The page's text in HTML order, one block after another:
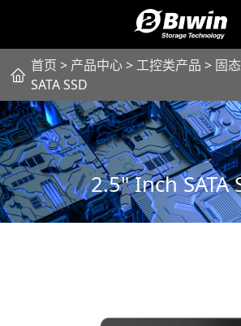
首页 > 产品中心> 工控类产品 > 固
SATA SSD
2.5" Inch SATA